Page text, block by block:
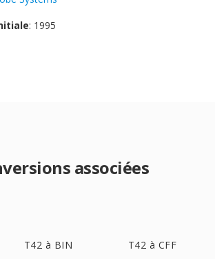
: 1995
associées
T42 à BIN T42 à CFF